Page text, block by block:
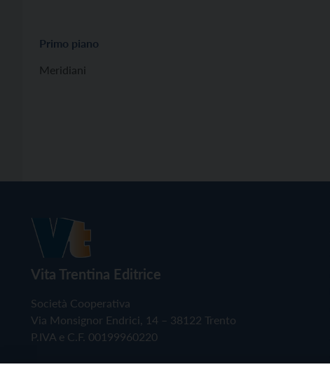
Primo piano
Meridiani
Vita Trentina Editrice
Società Cooperativa
Via Monsignor Endrici, 14 – 38122 Trento
P.IVA e C.F. 00199960220